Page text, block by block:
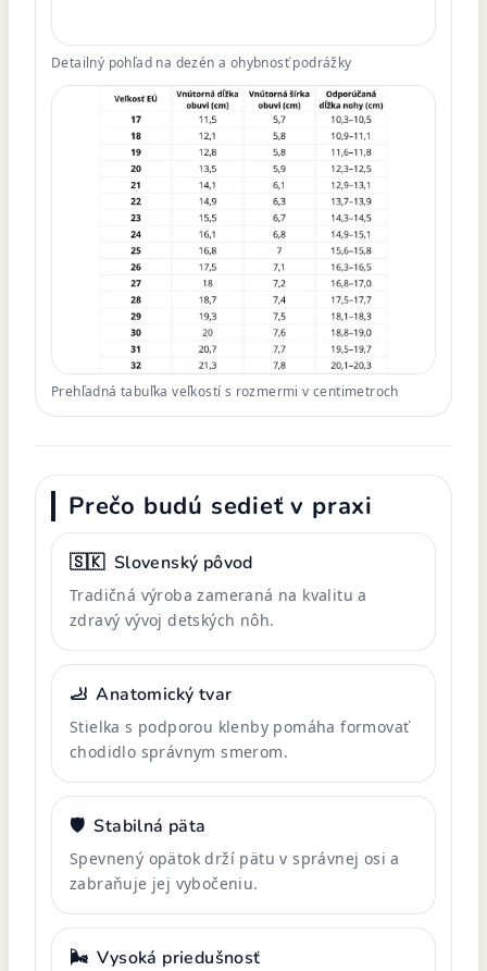
Detailný pohľad na dezén a ohybnosť podrážky
Prehľadná tabuľka veľkostí s rozmermi v centimetroch
Prečo budú sedieť v praxi
🇸🇰 Slovenský pôvod
Tradičná výroba zameraná na kvalitu a
zdravý vývoj detských nôh.
🦶 Anatomický tvar
Stielka s podporou klenby pomáha formovať
chodidlo správnym smerom.
🛡️ Stabilná päta
Spevnený opätok drží pätu v správnej osi a
zabraňuje jej vybočeniu.
🌬️ Vysoká priedušnosť